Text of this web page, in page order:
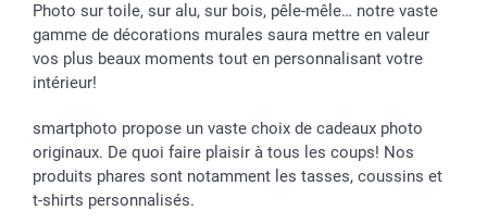
Photo sur toile, sur alu, sur bois, pêle-mêle… notre vaste
gamme de décorations murales saura mettre en valeur
vos plus beaux moments tout en personnalisant votre
intérieur!
smartphoto propose un vaste choix de cadeaux photo
originaux. De quoi faire plaisir à tous les coups! Nos
produits phares sont notamment les tasses, coussins et
t-shirts personnalisés.